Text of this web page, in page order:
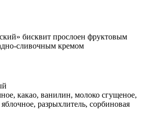
бисквит прослоен фруктовым
сливочным кремом
какао, ванилин, молоко сгущеное,
разрыхлитель, сорбиновая